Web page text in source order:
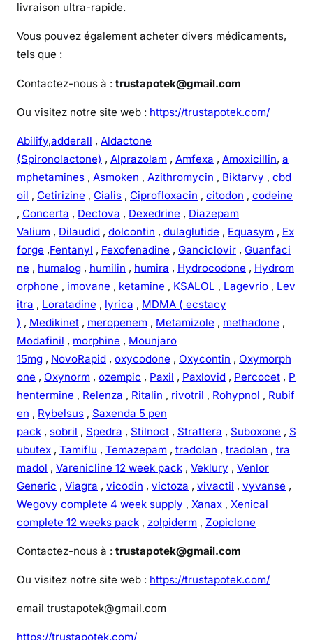
livraison ultra-rapide.
Vous pouvez également acheter divers médicaments,
tels que :
Contactez-nous à : trustapotek@gmail.com
Ou visitez notre site web : https://trustapotek.com/
Abilify,adderall , Aldactone
(Spironolactone) , Alprazolam , Amfexa , Amoxicillin, a
mphetamines , Asmoken , Azithromycin , Biktarvy , cbd
oil , Cetirizine , Cialis , Ciprofloxacin , citodon , codeine
, Concerta , Dectova , Dexedrine , Diazepam
Valium , Dilaudid , dolcontin , dulaglutide , Equasym , Ex
forge ,Fentanyl , Fexofenadine , Ganciclovir , Guanfaci
ne , humalog , humilin , humira , Hydrocodone , Hydrom
orphone , imovane , ketamine , KSALOL , Lagevrio , Lev
itra , Loratadine , lyrica , MDMA ( ecstacy
) , Medikinet , meropenem , Metamizole , methadone ,
Modafinil , morphine , Mounjaro
15mg , NovoRapid , oxycodone , Oxycontin , Oxymorph
one , Oxynorm , ozempic , Paxil , Paxlovid , Percocet , P
hentermine , Relenza , Ritalin , rivotril , Rohypnol , Rubif
en , Rybelsus , Saxenda 5 pen
pack , sobril , Spedra , Stilnoct , Strattera , Suboxone , S
ubutex , Tamiflu , Temazepam , tradolan , tradolan , tra
madol , Varenicline 12 week pack , Veklury , Venlor
Generic , Viagra , vicodin , victoza , vivactil , vyvanse ,
Wegovy complete 4 week supply , Xanax , Xenical
complete 12 weeks pack , zolpiderm , Zopiclone
Contactez-nous à : trustapotek@gmail.com
Ou visitez notre site web : https://trustapotek.com/
email trustapotek@gmail.com
https://trustapotek.com/